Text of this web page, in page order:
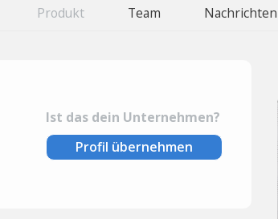
Produkt Team Nachrichten
Ist das dein Unternehmen?
Profil übernehmen